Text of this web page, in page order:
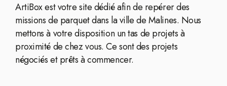
ArtiBox est votre site dédié afin de repérer des
missions de parquet dans la ville de Malines. Nous
mettons à votre disposition un tas de projets à
proximité de chez vous. Ce sont des projets
négociés et prêts à commencer.